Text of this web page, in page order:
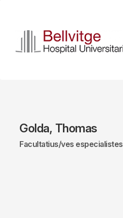
contingut
Golda, Thomas
Facultatius/ves especialistes